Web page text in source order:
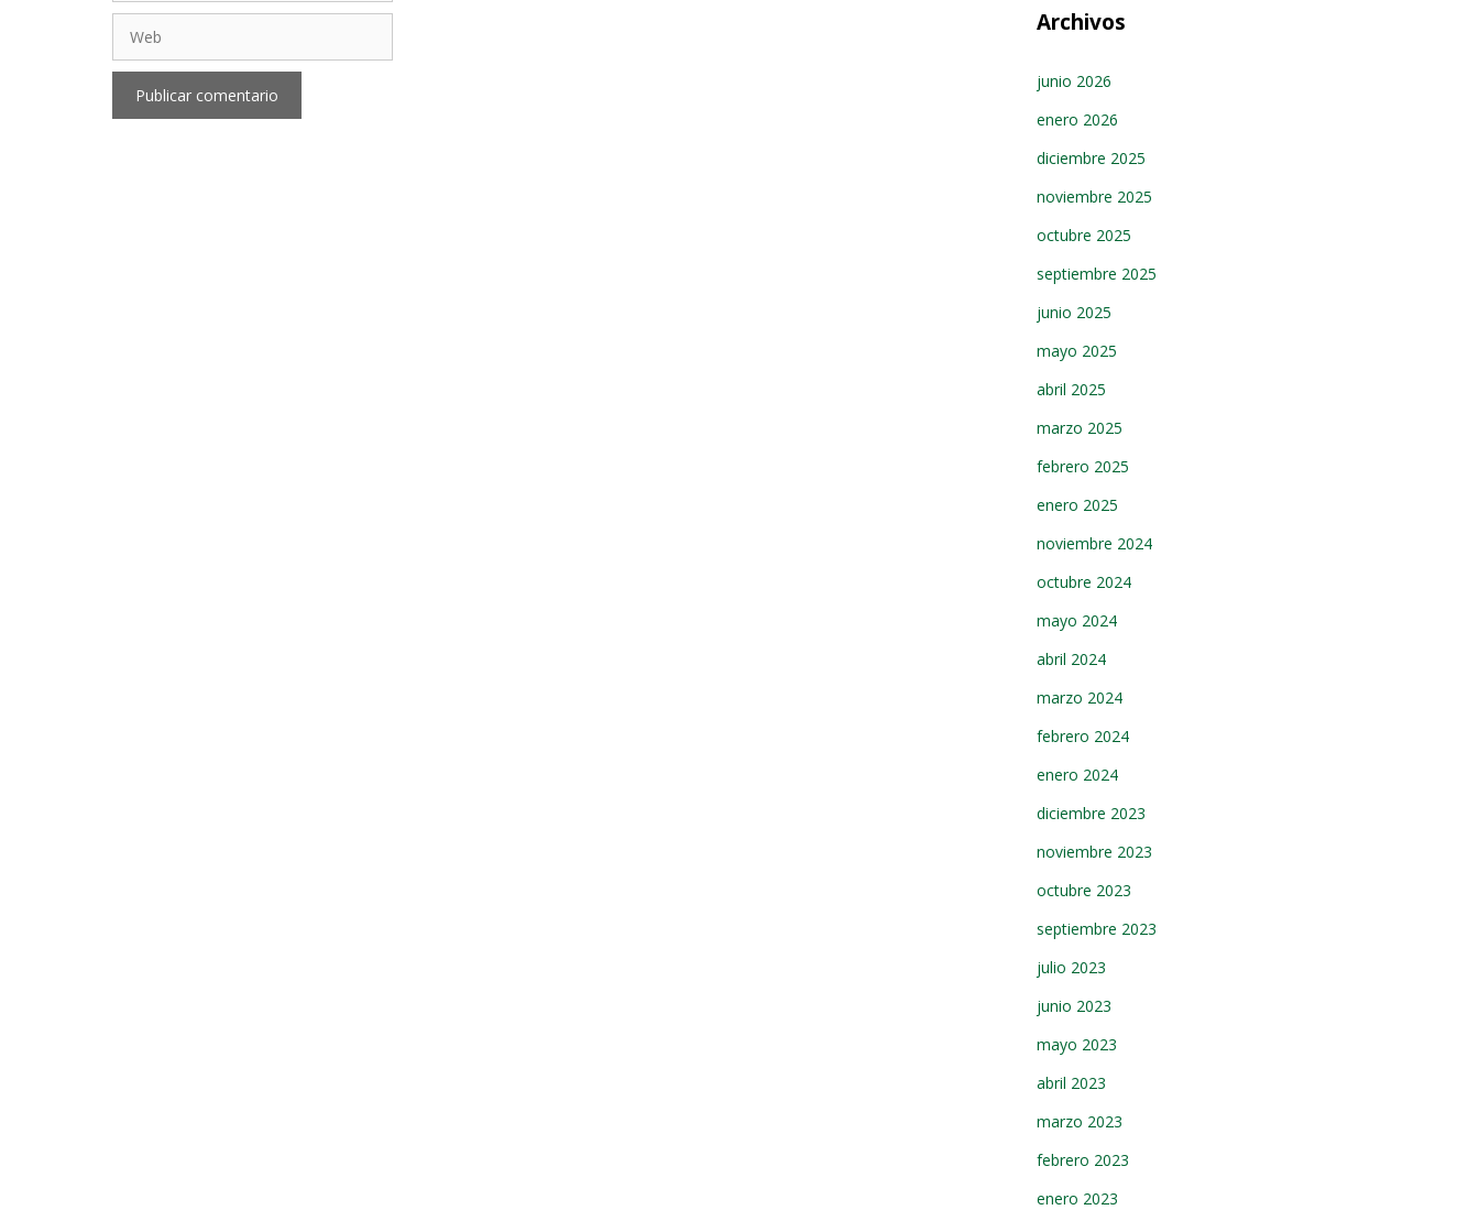
Archivos
junio 2026
enero 2026
diciembre 2025
noviembre 2025
octubre 2025
septiembre 2025
junio 2025
mayo 2025
abril 2025
marzo 2025
febrero 2025
enero 2025
noviembre 2024
octubre 2024
mayo 2024
abril 2024
marzo 2024
febrero 2024
enero 2024
diciembre 2023
noviembre 2023
octubre 2023
septiembre 2023
julio 2023
junio 2023
mayo 2023
abril 2023
marzo 2023
febrero 2023
enero 2023